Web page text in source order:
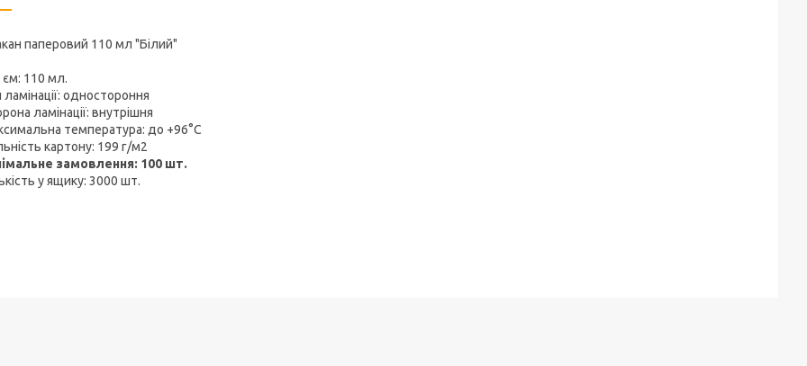
паперовий 110 мл "Білий"
єм: 110 мл.
ламінації: одностороння
ламінації: внутрішня
температура: до +96°C
картону: 199 г/м2
замовлення: 100 шт.
у ящику: 3000 шт.